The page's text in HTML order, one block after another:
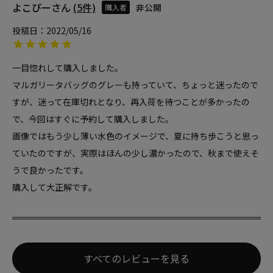
よこぴー 5 購入者
非公開
投稿日
2022/05/16
一目惚れして購入しました。
マルガリータバッグのグレーも持っていて、ちょっと迷ったので
すが、迷って在庫切れとなり、再入荷を待つことが多かったの
で、今回はすぐに予約して購入しました。
画像ではもう少し薄い水色のイメージで、夏に持ち歩こうと思っ
ていたのですが、実際はほんの少し濃かったので、秋まで使えそ
うで良かったです。
購入して大正解です。
すべてのレビューを見る